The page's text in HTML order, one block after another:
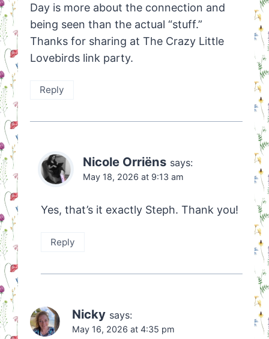
Day is more about the connection and
being seen than the actual “stuff.”
Thanks for sharing at The Crazy Little
Lovebirds link party.
Reply
Nicole Orriëns says:
May 18, 2026 at 9:13 am
Yes, that’s it exactly Steph. Thank you!
Reply
Nicky says:
May 16, 2026 at 4:35 pm